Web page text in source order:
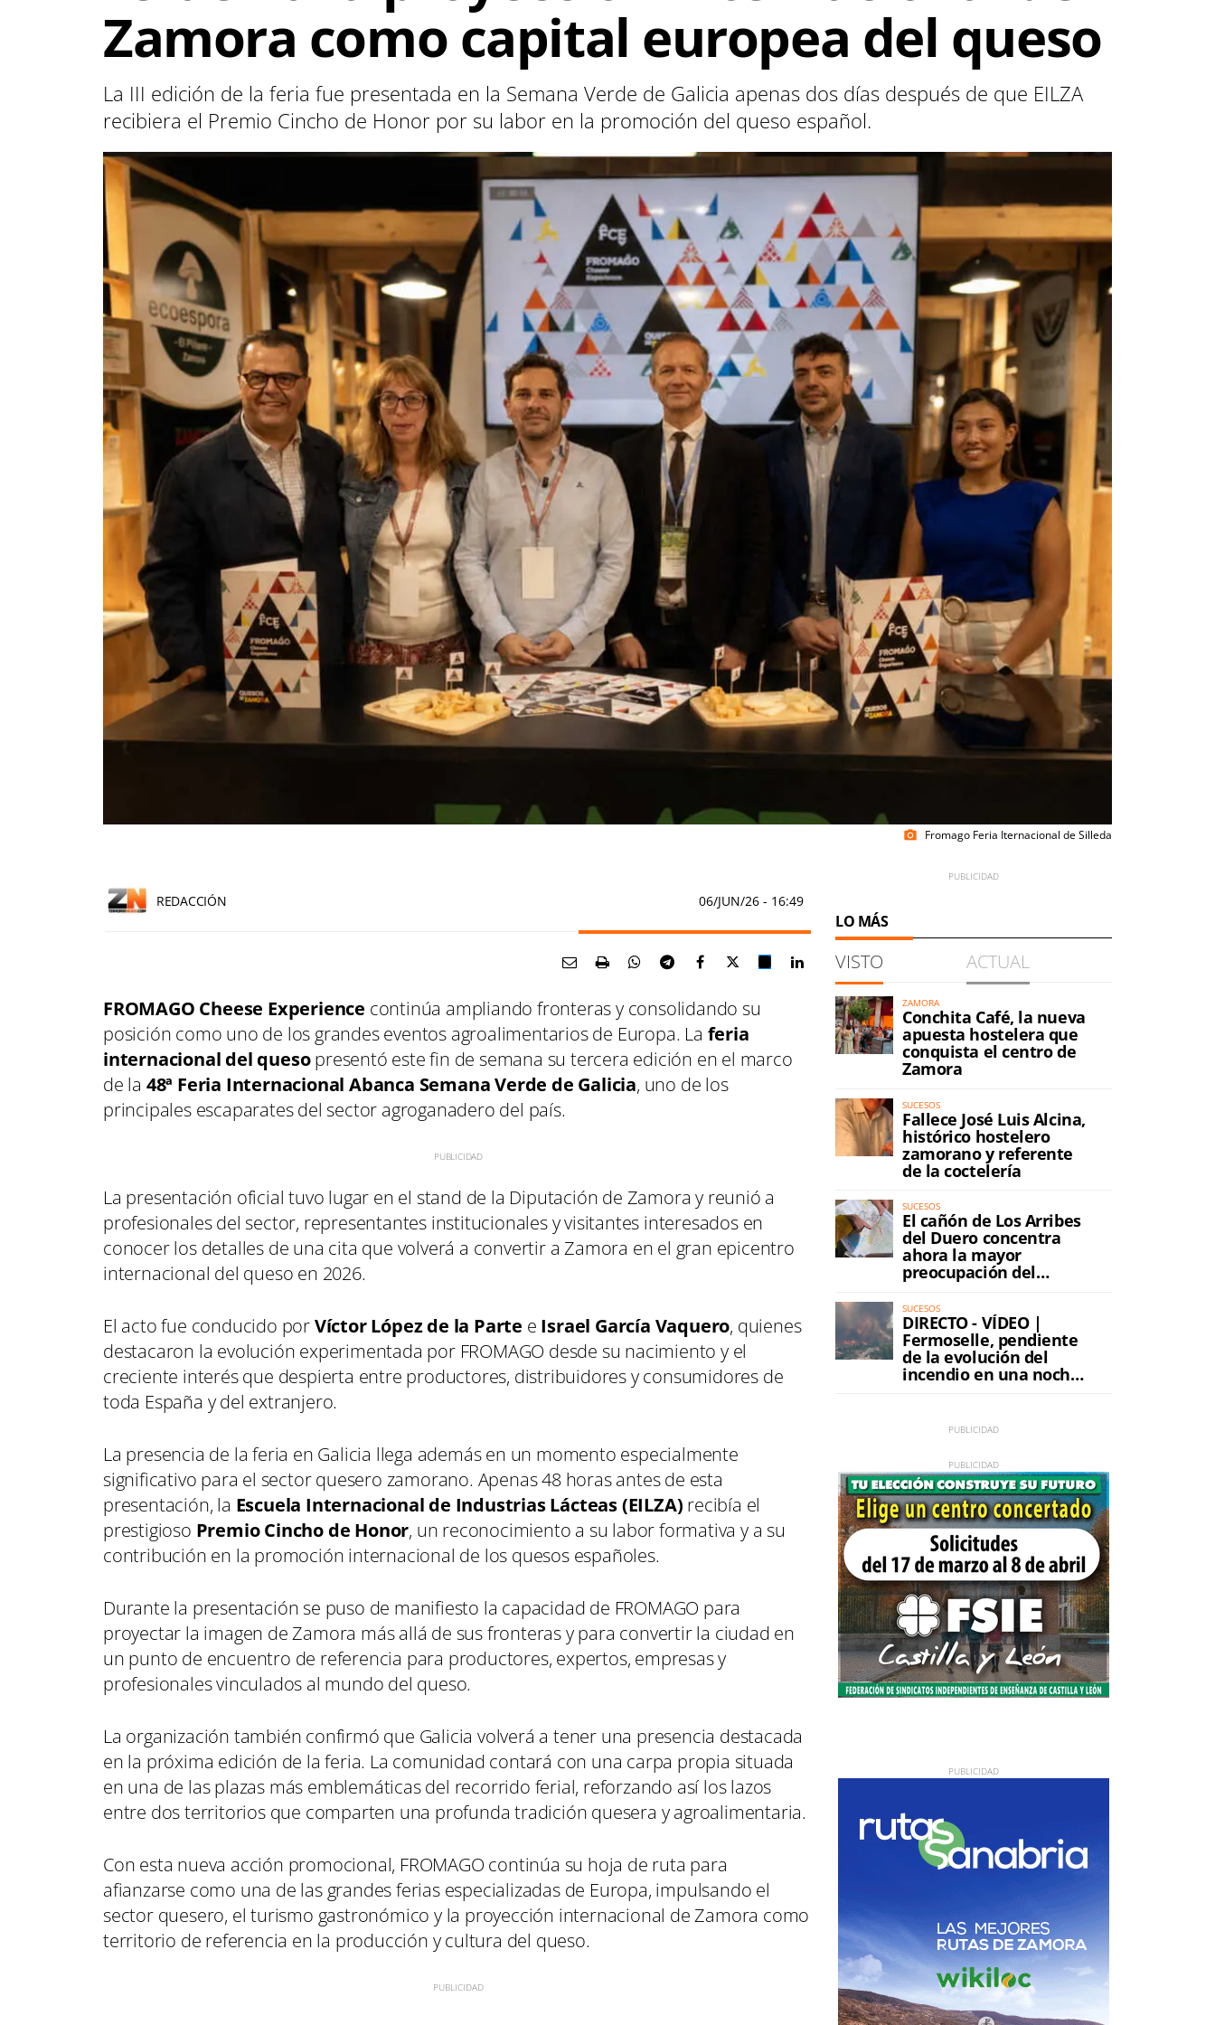
Zamora como capital europea del queso
La III edición de la feria fue presentada en la Semana Verde de Galicia apenas dos días después de que EILZA
recibiera el Premio Cincho de Honor por su labor en la promoción del queso español.
photo_camera Fromago Feria Iternacional de Silleda
REDACCIÓN 06/JUN/26 - 16:49
FROMAGO Cheese Experience continúa ampliando fronteras y consolidando su
posición como uno de los grandes eventos agroalimentarios de Europa. La feria
internacional del quesopresentó este fin de semana su tercera edición en el marco
de la 48ª Feria Internacional Abanca Semana Verde de Galicia, uno de los
principales escaparates del sector agroganadero del país.
La presentación oficial tuvo lugar en el stand de la Diputación de Zamora y reunió a
profesionales del sector, representantes institucionales y visitantes interesados en
conocer los detalles de una cita que volverá a convertir a Zamora en el gran epicentro
internacional del queso en 2026.
El acto fue conducido porVíctor López de la Parte e Israel García Vaquero, quienes
destacaron la evolución experimentada por FROMAGO desde su nacimiento y el
creciente interés que despierta entre productores, distribuidores y consumidores de
toda España y del extranjero.
La presencia de la feria en Galicia llega además en un momento especialmente
significativo para el sector quesero zamorano. Apenas 48 horas antes de esta
presentación, la Escuela Internacional de Industrias Lácteas (EILZA) recibía el
prestigioso Premio Cincho de Honor, un reconocimiento a su labor formativa y a su
contribución en la promoción internacional de los quesos españoles.
Durante la presentación se puso de manifiesto la capacidad de FROMAGO para
proyectar la imagen de Zamora más allá de sus fronteras y para convertir la ciudad en
un punto de encuentro de referencia para productores, expertos, empresas y
profesionales vinculados al mundo del queso.
La organización también confirmó que Galicia volverá a tener una presencia destacada
en la próxima edición de la feria. La comunidad contará con una carpa propia situada
en una de las plazas más emblemáticas del recorrido ferial, reforzando así los lazos
entre dos territorios que comparten una profunda tradición quesera y agroalimentaria.
Con esta nueva acción promocional, FROMAGO continúa su hoja de ruta para
afianzarse como una de las grandes ferias especializadas de Europa, impulsando el
sector quesero, el turismo gastronómico y la proyección internacional de Zamora como
territorio de referencia en la producción y cultura del queso.
LO MÁS
VISTO ACTUAL
ZAMORA
Conchita Café, la nueva
apuesta hostelera que
conquista el centro de
Zamora
SUCESOS
Fallece José Luis Alcina,
histórico hostelero
zamorano y referente
de la coctelería
SUCESOS
El cañón de Los Arribes
del Duero concentra
ahora la mayor
preocupación del
incendio
SUCESOS
DIRECTO - VÍDEO |
Fermoselle, pendiente
de la evolución del
incendio en una noche